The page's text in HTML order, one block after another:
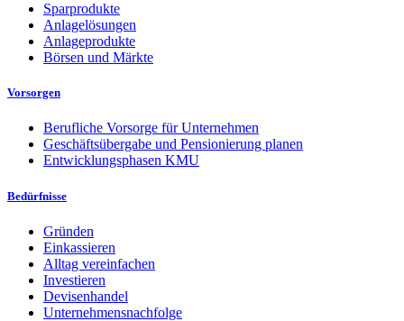
Sparprodukte
Anlagelösungen
Anlageprodukte
Börsen und Märkte
Vorsorgen
Berufliche Vorsorge für Unternehmen
Geschäftsübergabe und Pensionierung planen
Entwicklungsphasen KMU
Bedürfnisse
Gründen
Einkassieren
Alltag vereinfachen
Investieren
Devisenhandel
Unternehmensnachfolge